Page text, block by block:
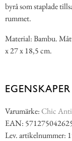
byrå som staplade
rummet.
Material: Bambu.
x 27 x 18,5 cm.
EGENSKAPER
Varumärke:Chic
EAN:
Lev. artikelnummer: